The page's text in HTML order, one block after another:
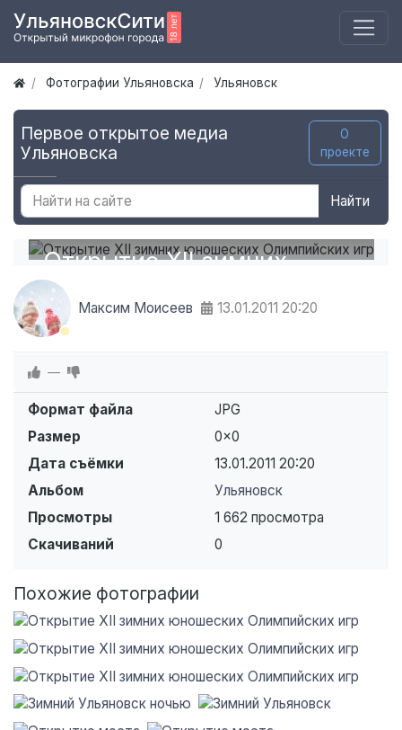
Фотографии Ульяновска Ульяновск
Первое открытое медиа
Ульяновска
О
проекте
Найти
Открытие XII зимних
юношеских Олимпийских
игрМаксим Моисеев 13.01.2011 20:20
—
Формат файла
JPG
Размер
0×0
Дата съёмки
13.01.2011 20:20
Альбом
Ульяновск
Просмотры
1 662 просмотра
Скачиваний
0
Похожие фотографии